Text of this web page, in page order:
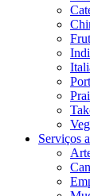
Serviços